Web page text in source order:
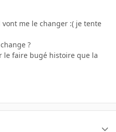
me le changer :( je tente
?
le faire bugé histoire que la